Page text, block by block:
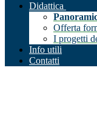
Didattica
Offerta
I progetti
Info utili
Contatti